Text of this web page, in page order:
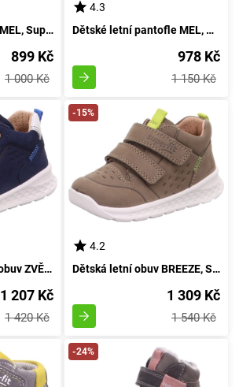
Dětská zimní obuv MEL, Superfit, 2-00325-45, zelená - velikost 21
899 Kč
1 000 Kč
4.3
Dětské letní pantofle MEL, Superfit, 0-600430-8100, temně modré - velikost 20
978 Kč
1 150 Kč
Dětská all-season obuv ZVĚŘ, Superfit, 1-000366-8000, modrá - 23
1 207 Kč
1 420 Kč
-15%
4.2
Dětská letní obuv BREEZE, Superfit, 1-000363-7000, šedá - velikost 20
1 309 Kč
1 540 Kč
-24%